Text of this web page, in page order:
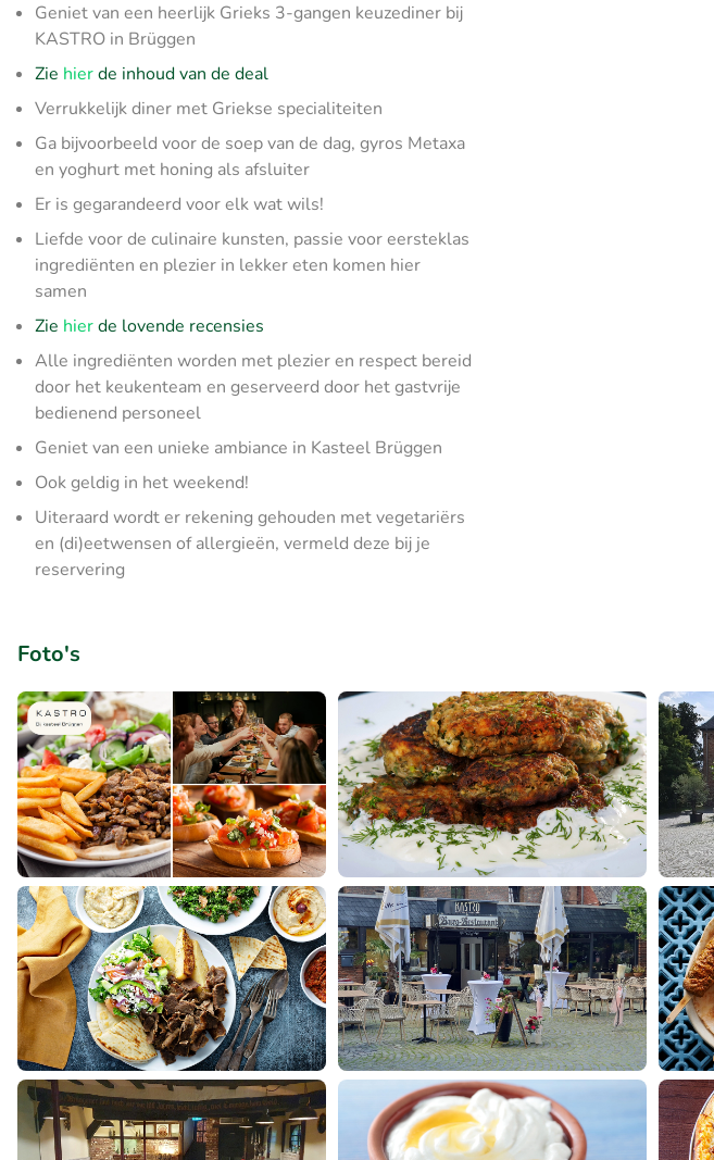
Geniet van een heerlijk Grieks 3-gangen keuzediner bij
KASTRO in Brüggen
Zie hierde inhoud van de deal
Verrukkelijk diner met Griekse specialiteiten
Ga bijvoorbeeld voor de soep van de dag, gyros Metaxa
en yoghurt met honing als afsluiter
Er is gegarandeerd voor elk wat wils!
Liefde voor de culinaire kunsten, passie voor eersteklas
ingrediënten en plezier in lekker eten komen hier
samen
Zie hierde lovende recensies
Alle ingrediënten worden met plezier en respect bereid
door het keukenteam en geserveerd door het gastvrije
bedienend personeel
Geniet van een unieke ambiance in Kasteel Brüggen
Ook geldig in het weekend!
Uiteraard wordt er rekening gehouden met vegetariërs
en (di)eetwensen of allergieën, vermeld deze bij je
reservering
Foto's